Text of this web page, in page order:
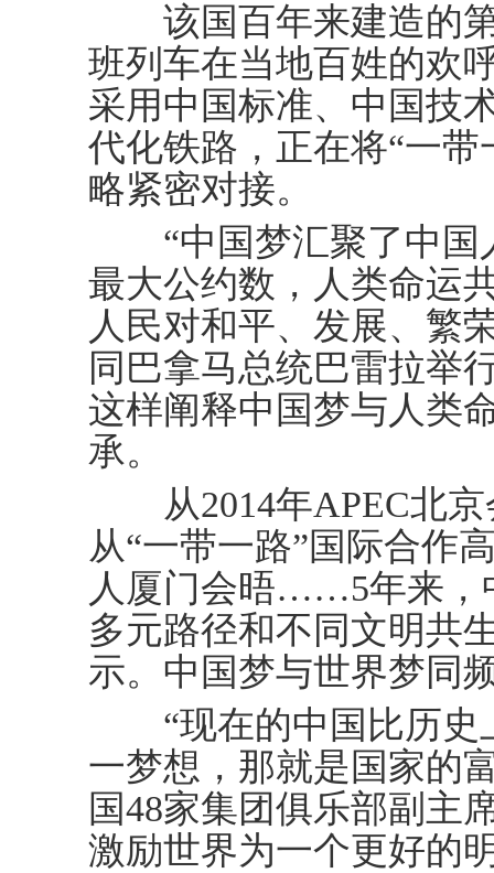
该国百年来建造的第
班列车在当地百姓的欢
采用中国标准、中国技
代化铁路，正在将“一
略紧密对接。
“中国梦汇聚了中国
最大公约数，人类命运
人民对和平、发展、繁
同巴拿马总统巴雷拉举
这样阐释中国梦与人类
承。
从2014年APEC北京
从“一带一路”国际合作
人厦门会晤……5年来，
多元路径和不同文明共
示。中国梦与世界梦同
“现在的中国比历史
一梦想，那就是国家的
国48家集团俱乐部副主
激励世界为一个更好的